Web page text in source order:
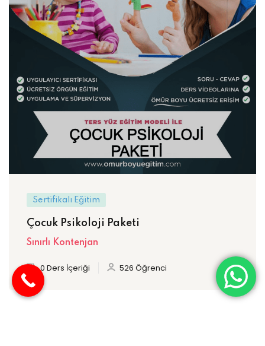
Sertifikalı Eğitim
Çocuk Psikoloji Paketi
Sınırlı Kontenjan
0 Ders İçeriği 526 Öğrenci